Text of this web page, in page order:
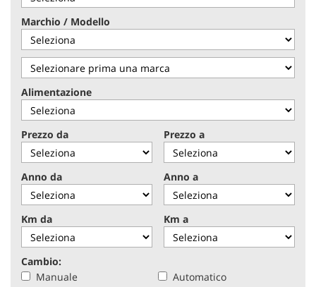
Marchio / Modello
Alimentazione
Prezzo da Prezzo a
Anno da Anno a
Km da Km a
Cambio:
Manuale
Automatico
di
tracciamento
che
adottiamo
per
offrire
le
funzionalità
e
svolgere
attività
di
seguito
descritte.
Per
ottenere
maggiori
informazioni
sull'utilità